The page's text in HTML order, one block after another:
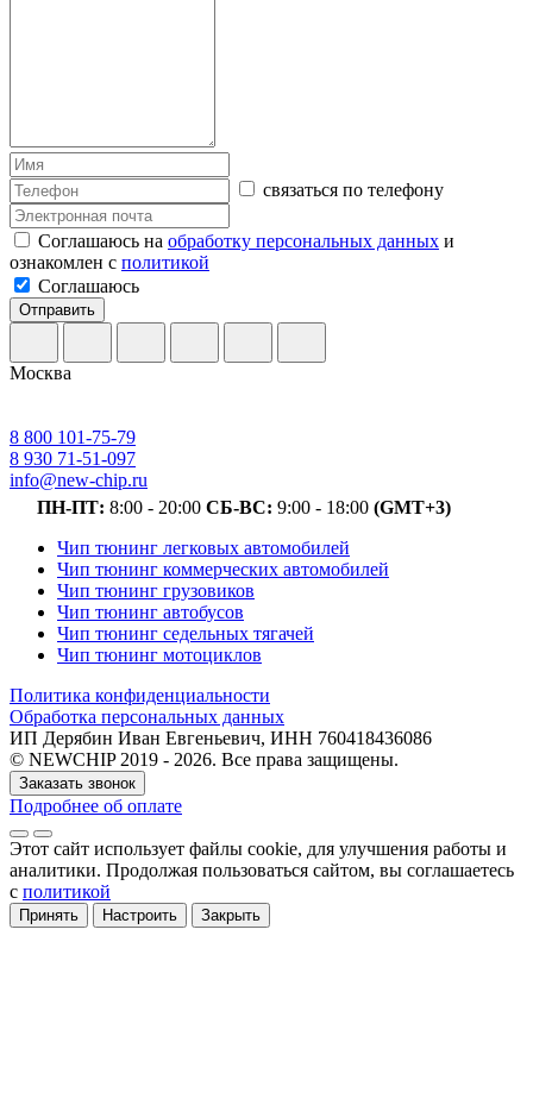
связаться по телефону
Соглашаюсь на обработку персональных данных и
ознакомлен с политикой
Соглашаюсь
Отправить
Москва
8 800 101-75-79
8 930 71-51-097
info@new-chip.ru
ПН-ПТ: 8:00 - 20:00 СБ-ВС: 9:00 - 18:00 (GMT+3)
Чип тюнинг легковых автомобилей
Чип тюнинг коммерческих автомобилей
Чип тюнинг грузовиков
Чип тюнинг автобусов
Чип тюнинг седельных тягачей
Чип тюнинг мотоциклов
Политика конфиденциальности
Обработка персональных данных
ИП Дерябин Иван Евгеньевич, ИНН 760418436086
© NEWCHIP 2019 - 2026. Все права защищены.
Заказать звонок
Подробнее об оплате
Этот сайт использует файлы cookie, для улучшения работы и
аналитики. Продолжая пользоваться сайтом, вы соглашаетесь
с политикой
Принять Настроить Закрыть